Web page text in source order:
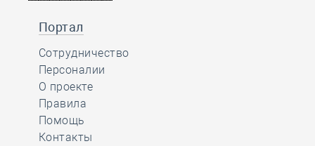
Портал
Сотрудничество
Персоналии
О проекте
Правила
Помощь
Контакты